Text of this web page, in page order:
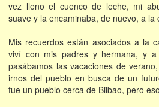
vez lleno el cuenco de leche, mi
suave y la encaminaba, de nuevo, a la
Mis recuerdos están asociados a la
viví con mis padres y hermana, y
pasábamos las vacaciones de
irnos del pueblo en busca de un
fue un pueblo cerca de Bilbao, pero